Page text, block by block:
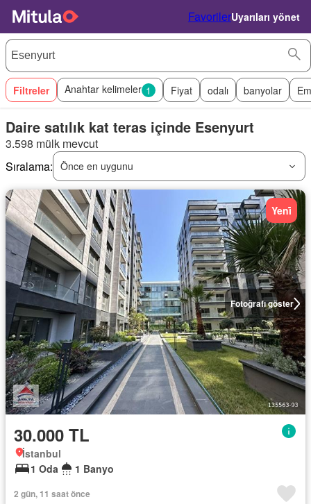
FavorilerUyarıları yönet
Filtreler Anahtar kelimeler 1 Fiyat odalı banyolar
Daire satılık kat teras içinde Esenyurt
3.598 mülk mevcut
Sıralama: Önce en uygunu
Fotoğrafı göster
Yeni̇
30.000 TL
İstanbul
1 Oda
1 Banyo
2 gün, 11 saat önce